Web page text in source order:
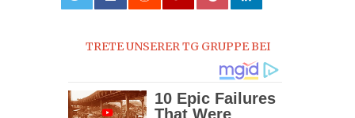
TRETE UNSERER TG GRUPPE BEI